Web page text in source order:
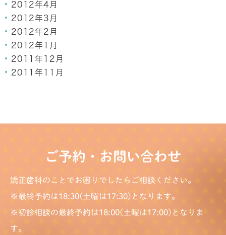
2012年4月
2012年3月
2012年2月
2012年1月
2011年12月
2011年11月
ご予約・お問い合わせ
矯正歯科のことでお困りでしたらご相談ください。
※最終予約は18:30(土曜は17:30)となります。
※初診相談の最終予約は18:00(土曜は17:00)となりま
す。